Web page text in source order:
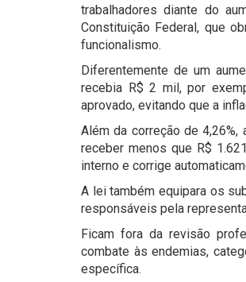
trabalhadores diante do
Constituição Federal, que
funcionalismo.
Diferentemente de um
recebia R$ 2 mil, por
aprovado, evitando que a
Além da correção de
receber menos que R$
interno e corrige
A lei também equipara os
responsáveis pela
Ficam fora da revisão
combate às endemias,
específica.